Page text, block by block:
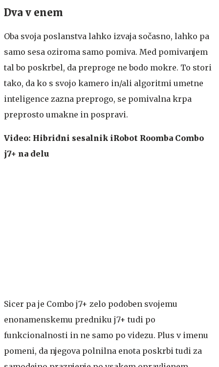
Dva v enem
Oba svoja poslanstva lahko izvaja sočasno, lahko pa
samo sesa oziroma samo pomiva. Med pomivanjem
tal bo poskrbel, da preproge ne bodo mokre. To stori
tako, da ko s svojo kamero in/ali algoritmi umetne
inteligence zazna preprogo, se pomivalna krpa
preprosto umakne in pospravi.
Video: Hibridni sesalnik iRobot Roomba Combo
j7+ na delu
Sicer pa je Combo j7+ zelo podoben svojemu
enonamenskemu predniku j7+ tudi po
funkcionalnosti in ne samo po videzu. Plus v imenu
pomeni, da njegova polnilna enota poskrbi tudi za